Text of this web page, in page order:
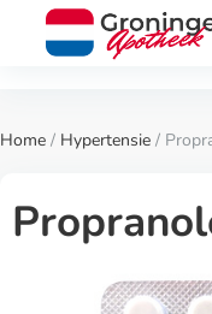
Home / Hypertensie /